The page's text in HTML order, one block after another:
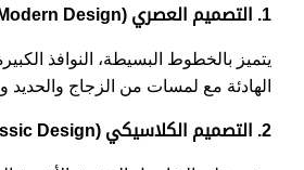
1. التصميم العصري (Modern Design)
يتميز بالخطوط البسيطة، النوافذ
الهادئة مع لمسات من الزجاج
2. التصميم الكلاسيكي (Classic Design)